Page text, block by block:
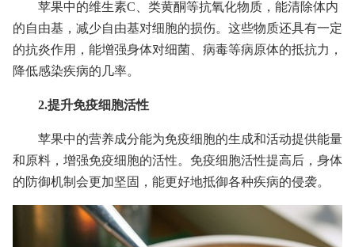
苹果中的维生素C、类黄酮等抗氧化物质，能清除体内
的自由基，减少自由基对细胞的损伤。这些物质还具有一定
的抗炎作用，能增强身体对细菌、病毒等病原体的抵抗力，
降低感染疾病的几率。
2.提升免疫细胞活性
苹果中的营养成分能为免疫细胞的生成和活动提供能量
和原料，增强免疫细胞的活性。免疫细胞活性提高后，身体
的防御机制会更加坚固，能更好地抵御各种疾病的侵袭。